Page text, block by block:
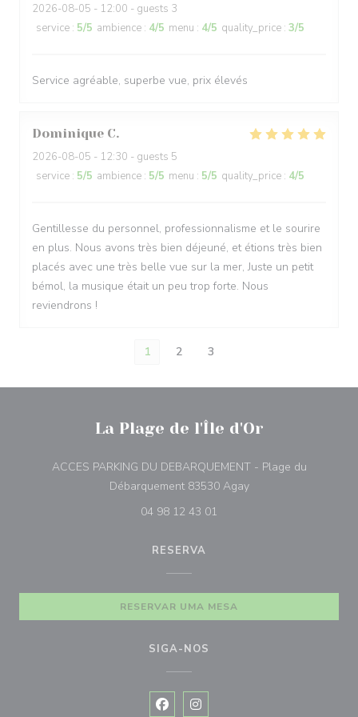
2026-08-05 - 12:00 - guests 3
service : 5/5 ambience : 4/5 menu : 4/5 quality_price : 3/5
Service agréable, superbe vue, prix élevés
Dominique C
2026-08-05 - 12:30 - guests 5
service : 5/5 ambience : 5/5 menu : 5/5 quality_price : 4/5
Gentillesse du personnel, professionnalisme et le sourire
en plus. Nous avons très bien déjeuné, et étions très bien
placés avec une très belle vue sur la mer, Juste un petit
bémol, la musique était un peu trop forte. Nous
reviendrons !
1 2 3
La Plage de l'Île d'Or
ACCES PARKING DU DEBARQUEMENT - Plage du
Débarquement 83530 Agay((abre numa nova
04 98 12 43 01
RESERVA
RESERVAR UMA MESA
SIGA-NOS
Facebook ((abre numa nova janela))
Instagram ((abre numa nova